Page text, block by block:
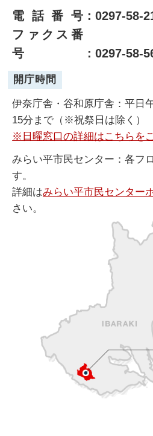
電話番号：0297-58-
ファクス番
号
：0297-58-
開庁時間
伊奈庁舎・谷和原庁舎：平日
15分まで（※祝祭日は除く）
※日曜窓口の詳細はこちらを
みらい平市民センター：各フ
す。
詳細はみらい平市民センター
さい。